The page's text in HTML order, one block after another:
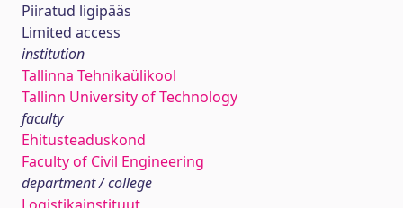
Piiratud ligipääs
Limited access
institution
Tallinna Tehnikaülikool
Tallinn University of Technology
faculty
Ehitusteaduskond
Faculty of Civil Engineering
department / college